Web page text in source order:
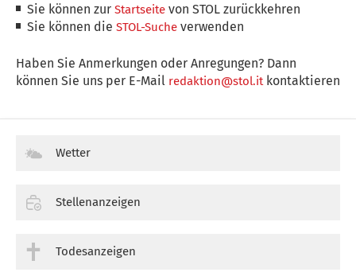
Sie können zurStartseite von STOL zurückkehren
Sie können dieSTOL-Suche verwenden
Haben Sie Anmerkungen oder Anregungen? Dann
können Sie uns per E-Mail redaktion@stol.itkontaktieren
Wetter
Stellenanzeigen
Todesanzeigen